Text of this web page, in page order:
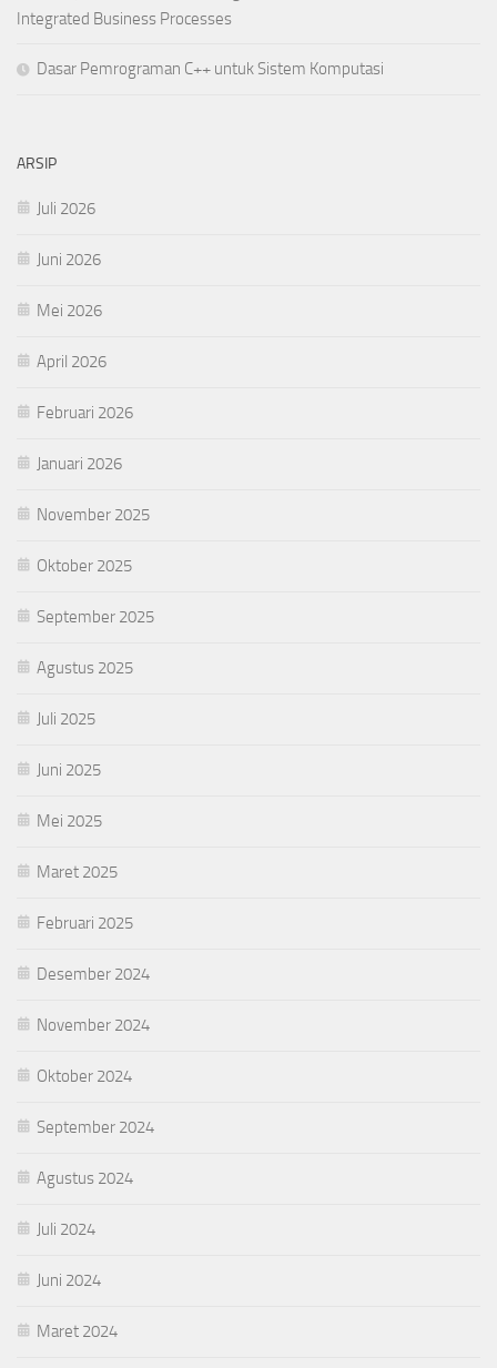
Integrated Business Processes
Dasar Pemrograman C++ untuk Sistem Komputasi
ARSIP
Juli 2026
Juni 2026
Mei 2026
April 2026
Februari 2026
Januari 2026
November 2025
Oktober 2025
September 2025
Agustus 2025
Juli 2025
Juni 2025
Mei 2025
Maret 2025
Februari 2025
Desember 2024
November 2024
Oktober 2024
September 2024
Agustus 2024
Juli 2024
Juni 2024
Maret 2024